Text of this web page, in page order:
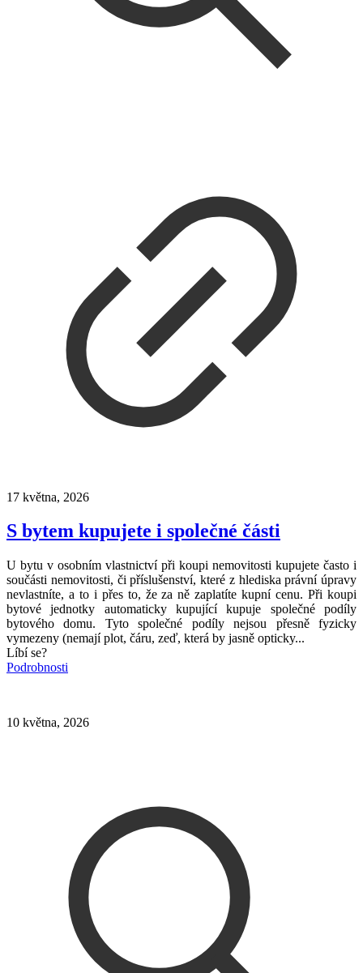
17 května, 2026
S bytem kupujete i společné části
U bytu v osobním vlastnictví při koupi nemovitosti kupujete často i
součásti nemovitosti, či příslušenství, které z hlediska právní úpravy
nevlastníte, a to i přes to, že za ně zaplatíte kupní cenu. Při koupi
bytové jednotky automaticky kupující kupuje společné podíly
bytového domu. Tyto společné podíly nejsou přesně fyzicky
vymezeny (nemají plot, čáru, zeď, která by jasně opticky...
Líbí se?
Podrobnosti
10 května, 2026